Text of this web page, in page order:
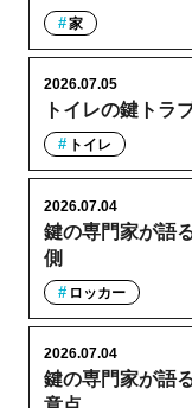
家
トイレの鍵トラ
2026.07.05
トイレ
鍵の専門家が語
側
2026.07.04
ロッカー
鍵の専門家が語
2026.07.04